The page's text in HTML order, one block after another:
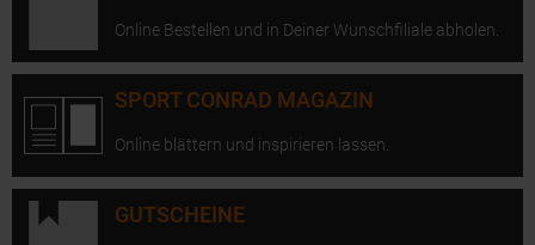
Online Bestellen und in Deiner Wunschfiliale abholen.
SPORT CONRAD MAGAZIN
Online blättern und inspirieren lassen.
GUTSCHEINE